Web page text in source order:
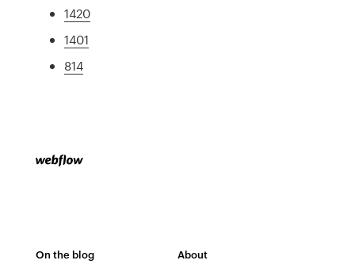
1420
1401
814
On the blog About